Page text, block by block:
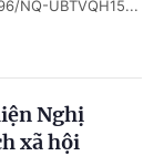
NQ-UBTVQH15...
Nghị
xã hội